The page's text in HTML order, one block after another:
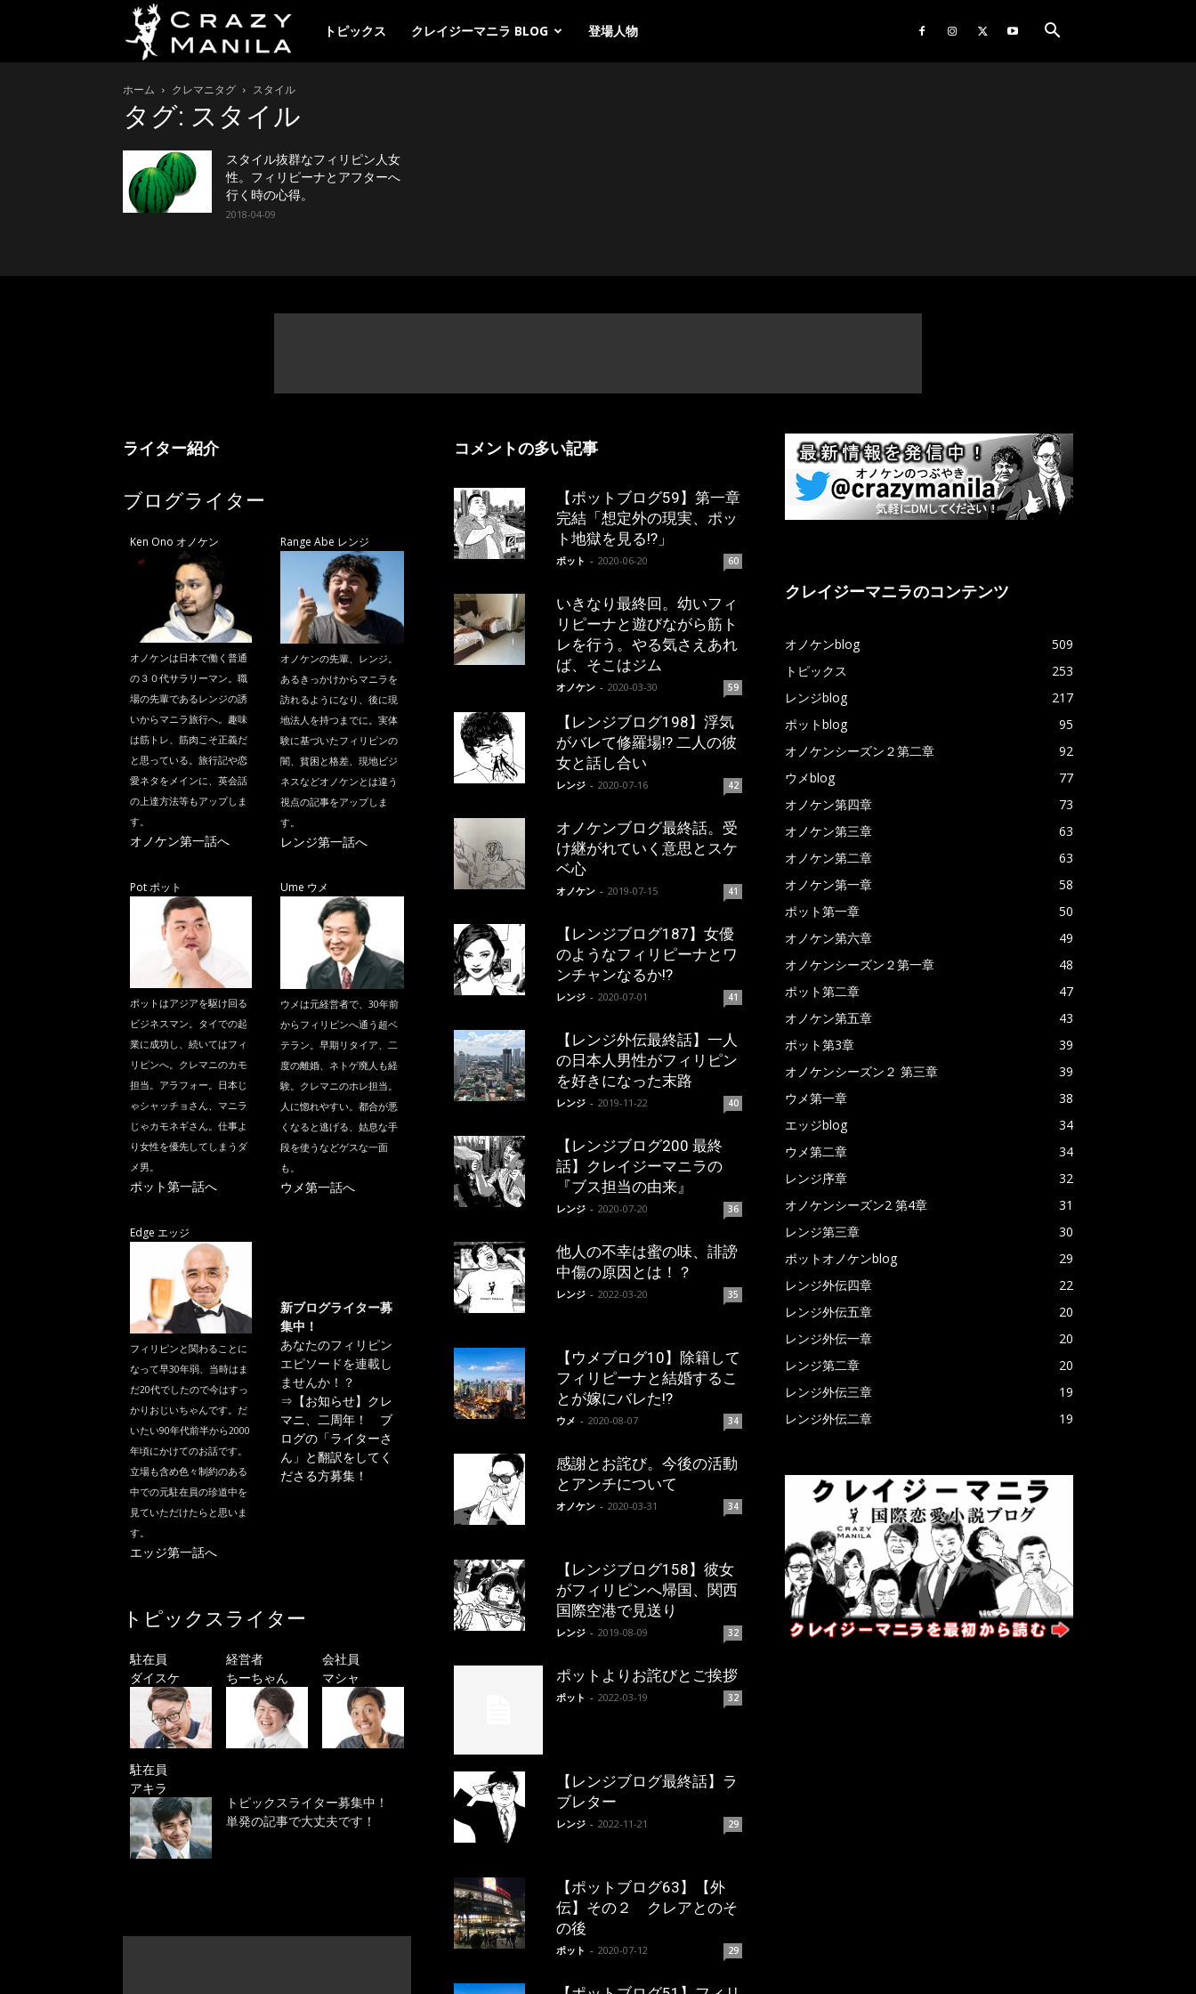
イ
ー
トピックス クレイジーマニラ BLOG 登場人物
ホーム クレマニタグ スタイル
タグ: スタイル
スタイル抜群なフィリピン人女
性。フィリピーナとアフターへ
行く時の心得。
2018-04-09
ライター紹介
ブログライター
Ken Ono オノケン
オノケンは日本で働く普通
の３０代サラリーマン。職
場の先輩であるレンジの誘
いからマニラ旅行へ。趣味
は筋トレ、筋肉こそ正義だ
と思っている。旅行記や恋
愛ネタをメインに、英会話
の上達方法等もアップしま
す。
オノケン第一話へ
Range Abe レンジ
オノケンの先輩、レンジ。
あるきっかけからマニラを
訪れるようになり、後に現
地法人を持つまでに。実体
験に基づいたフィリピンの
闇、貧困と格差、現地ビジ
ネスなどオノケンとは違う
視点の記事をアップしま
す。
レンジ第一話へ
Pot ポット
ポットはアジアを駆け回る
ビジネスマン。タイでの起
業に成功し、続いてはフィ
リピンへ。クレマニのカモ
担当。アラフォー。日本じ
ゃシャッチョさん、マニラ
じゃカモネギさん。仕事よ
り女性を優先してしまうダ
メ男。
ポット第一話へ
Ume ウメ
ウメは元経営者で、30年前
からフィリピンへ通う超ベ
テラン。早期リタイア、二
度の離婚、ネトゲ廃人も経
験。クレマニのホレ担当。
人に惚れやすい。都合が悪
くなると逃げる、姑息な手
段を使うなどゲスな一面
も。
ウメ第一話へ
Edge エッジ
フィリピンと関わることに
なって早30年弱、当時はま
だ20代でしたので今はすっ
かりおじいちゃんです。だ
いたい90年代前半から2000
年頃にかけてのお話です。
立場も含め色々制約のある
中での元駐在員の珍道中を
見ていただけたらと思いま
す。
エッジ第一話へ
新ブログライター募
集中！
あなたのフィリピン
エピソードを連載し
ませんか！？
⇒ 【お知らせ】クレ
マニ、二周年！ ブ
ログの「ライターさ
ん」と翻訳をしてく
ださる方募集！
トピックスライター
駐在員
ダイスケ
経営者
ちーちゃん
会社員
マシャ
駐在員
アキラ
トピックスライター募集中！
単発の記事で大丈夫です！
コメントの多い記事
【ポットブログ59】第一章
完結「想定外の現実、ポッ
ト地獄を見る!?」
ポット - 2020-06-20 60
いきなり最終回。幼いフィ
リピーナと遊びながら筋ト
レを行う。やる気さえあれ
ば、そこはジム
オノケン - 2020-03-30 59
【レンジブログ198】浮気
がバレて修羅場!? 二人の彼
女と話し合い
レンジ - 2020-07-16 42
オノケンブログ最終話。受
け継がれていく意思とスケ
ベ心
オノケン - 2019-07-15 41
【レンジブログ187】女優
のようなフィリピーナとワ
ンチャンなるか!?
レンジ - 2020-07-01 41
【レンジ外伝最終話】一人
の日本人男性がフィリピン
を好きになった末路
レンジ - 2019-11-22 40
【レンジブログ200 最終
話】クレイジーマニラの
『ブス担当の由来』
レンジ - 2020-07-20 36
他人の不幸は蜜の味、誹謗
中傷の原因とは！？
レンジ - 2022-03-20 35
【ウメブログ10】除籍して
フィリピーナと結婚するこ
とが嫁にバレた!?
ウメ - 2020-08-07 34
感謝とお詫び。今後の活動
とアンチについて
オノケン - 2020-03-31 34
【レンジブログ158】彼女
がフィリピンへ帰国、関西
国際空港で見送り
レンジ - 2019-08-09 32
ポットよりお詫びとご挨拶
ポット - 2022-03-19 32
【レンジブログ最終話】ラ
ブレター
レンジ - 2022-11-21 29
【ポットブログ63】【外
伝】その２ クレアとのそ
の後
ポット - 2020-07-12 29
クレイジーマニラのコンテンツ
オノケンblog
509
トピックス
253
レンジblog
217
ポットblog
95
オノケンシーズン２第二章
92
ウメblog
77
オノケン第四章
73
オノケン第三章
63
オノケン第二章
63
オノケン第一章
58
ポット第一章
50
オノケン第六章
49
オノケンシーズン２第一章
48
ポット第二章
47
オノケン第五章
43
ポット第3章
39
オノケンシーズン２ 第三章
39
ウメ第一章
38
エッジblog
34
ウメ第二章
34
レンジ序章
32
オノケンシーズン2 第4章
31
レンジ第三章
30
ポットオノケンblog
29
レンジ外伝四章
22
レンジ外伝五章
20
レンジ外伝一章
20
レンジ第二章
20
レンジ外伝三章
19
レンジ外伝二章
19